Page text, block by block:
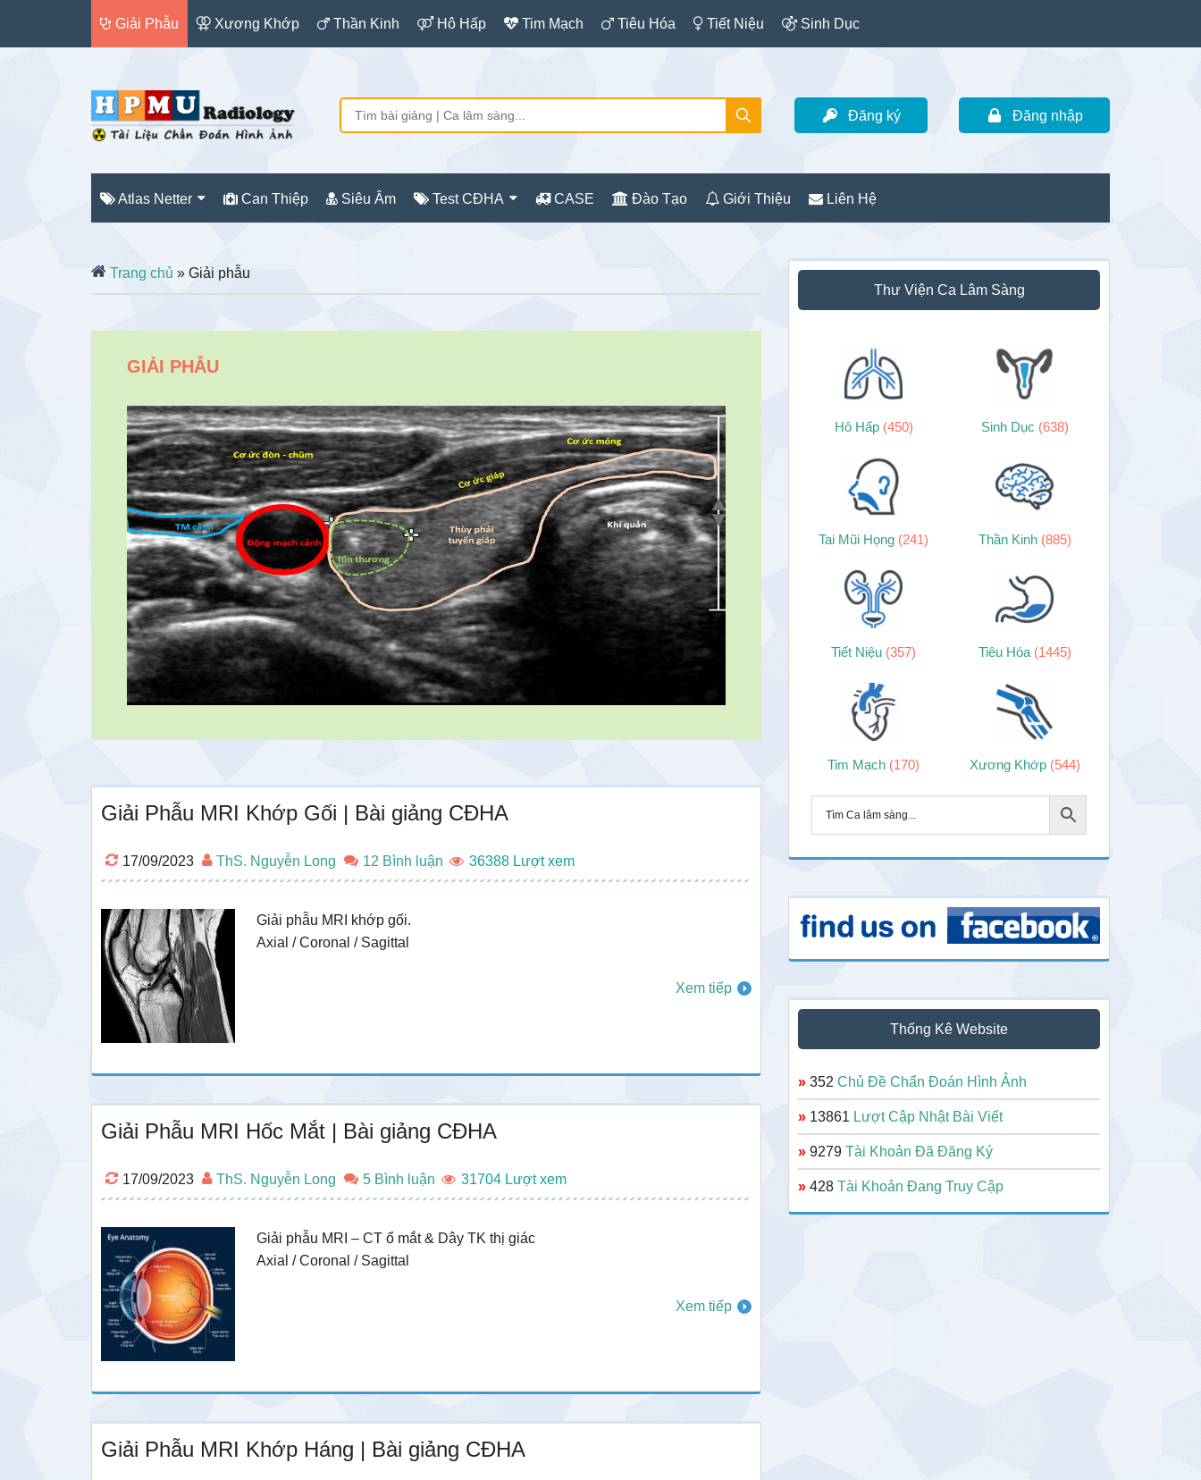
Giải Phẫu Xương Khớp Thần Kinh Hô Hấp Tim Mạch Tiêu Hóa Tiết Niệu Sinh Dục
Đăng ký Đăng nhập
Atlas Netter Can Thiệp Siêu Âm Test CĐHA CASE Đào Tạo Giới Thiệu Liên Hệ
Trang chủ » Giải phẫu
GIẢI PHẪU
Giải Phẫu MRI Khớp Gối | Bài giảng CĐHA
17/09/2023 ThS. Nguyễn Long 12 Bình luận 36388
Giải phẫu MRI khớp gối.
Axial / Coronal / Sagittal
Xem tiếp
Giải Phẫu MRI Hốc Mắt | Bài giảng CĐHA
17/09/2023 ThS. Nguyễn Long 5 Bình luận 31704
Giải phẫu MRI – CT ổ mắt & Dây TK thị giác
Axial / Coronal / Sagittal
Xem tiếp
Giải Phẫu MRI Khớp Háng | Bài giảng CĐHA
Sidebar
chính
Thư Viện Ca Lâm Sàng
Hô Hấp (450) Sinh Dục (638)
Tai Mũi Họng (241) Thần Kinh (885)
Tiết Niệu (357) Tiêu Hóa (1445)
Tim Mạch (170) Xương Khớp (544)
Thống Kê Website
» 352 Chủ Đề Chẩn Đoán Hình Ảnh
» 13861 Lượt Cập Nhật Bài Viết
» 9279 Tài Khoản Đã Đăng Ký
» 428 Tài Khoản Đang Truy Cập